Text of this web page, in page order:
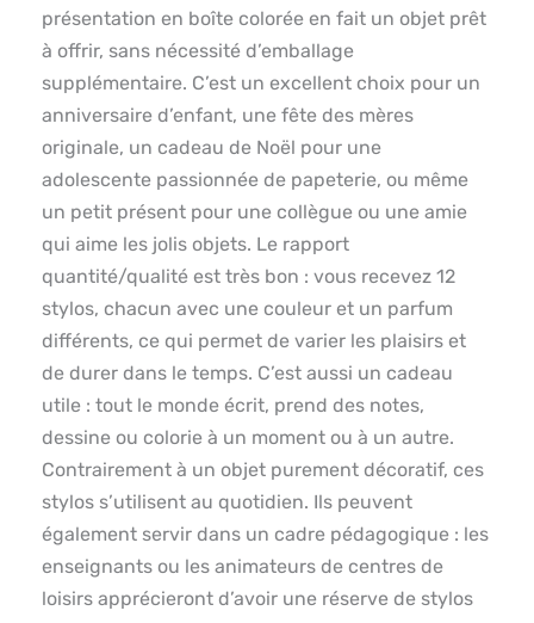
présentation en boîte colorée en fait un objet prêt
à offrir, sans nécessité d’emballage
supplémentaire. C’est un excellent choix pour un
anniversaire d’enfant, une fête des mères
originale, un cadeau de Noël pour une
adolescente passionnée de papeterie, ou même
un petit présent pour une collègue ou une amie
qui aime les jolis objets. Le rapport
quantité/qualité est très bon : vous recevez 12
stylos, chacun avec une couleur et un parfum
différents, ce qui permet de varier les plaisirs et
de durer dans le temps. C’est aussi un cadeau
utile : tout le monde écrit, prend des notes,
dessine ou colorie à un moment ou à un autre.
Contrairement à un objet purement décoratif, ces
stylos s’utilisent au quotidien. Ils peuvent
également servir dans un cadre pédagogique : les
enseignants ou les animateurs de centres de
loisirs apprécieront d’avoir une réserve de stylos